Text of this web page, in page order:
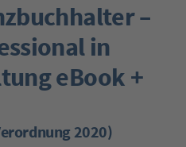
–
in
eBook +
2020)